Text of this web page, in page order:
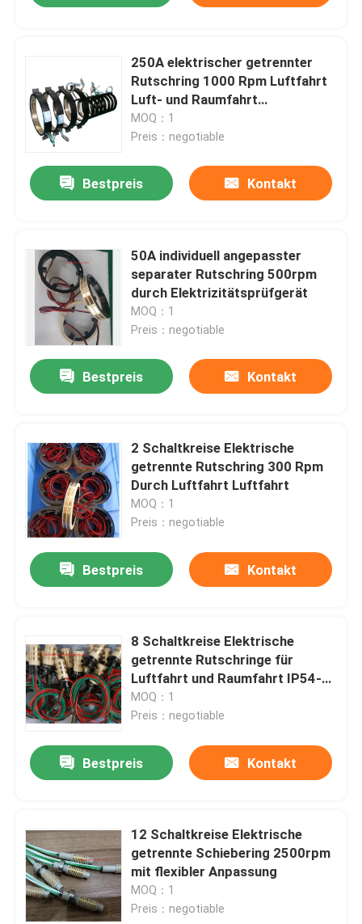
250A elektrischer getrennter
Rutschring 1000 Rpm Luftfahrt
Luft- und Raumfahrt
Präzisionsrutschring
MOQ：1
Preis：negotiable
Bestpreis Kontakt
50A individuell angepasster
separater Rutschring 500rpm
durch Elektrizitätsprüfgerät
MOQ：1
Preis：negotiable
Bestpreis Kontakt
2 Schaltkreise Elektrische
getrennte Rutschring 300 Rpm
Durch Luftfahrt Luftfahrt
MOQ：1
Preis：negotiable
Bestpreis Kontakt
8 Schaltkreise Elektrische
getrennte Rutschringe für
Luftfahrt und Raumfahrt IP54-
IP68
MOQ：1
Preis：negotiable
Bestpreis Kontakt
12 Schaltkreise Elektrische
getrennte Schiebering 2500rpm
mit flexibler Anpassung
MOQ：1
Preis：negotiable